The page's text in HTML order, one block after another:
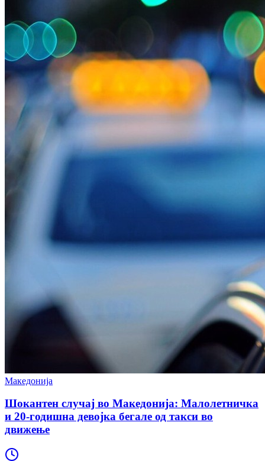
Македонија
Шокантен случај во Македонија: Малолетничка
и 20-годишна девојка бегале од такси во
движење